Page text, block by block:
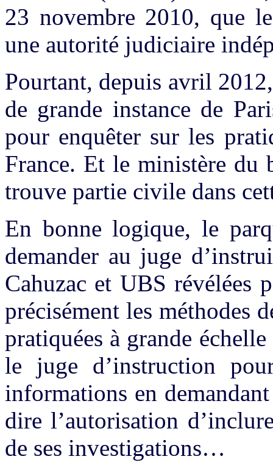
23 novembre 2010, que
une autorité judiciaire
Pourtant, depuis avril
de grande instance de
pour enquêter sur les
France. Et le ministère du
trouve partie civile dans
En bonne logique, le
demander au juge
Cahuzac et UBS révélées
précisément les méthodes
pratiquées à grande
le juge d’instruction
informations en
dire l’autorisation
de ses investigations…